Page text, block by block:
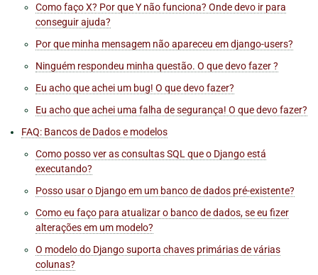
Como faço X? Por que Y não funciona? Onde devo ir para
conseguir ajuda?
Por que minha mensagem não apareceu emdjango-users?
Ninguém respondeu minha questão. O que devo fazer ?
Eu acho que achei um bug! O que devo fazer?
Eu acho que achei uma falha de segurança! O que devo fazer?
FAQ: Bancos de Dados e modelos
Como posso ver as consultas SQL que o Django está
executando?
Posso usar o Django em um banco de dados pré-existente?
Como eu faço para atualizar o banco de dados, se eu fizer
alterações em um modelo?
O modelo do Django suporta chaves primárias de várias
colunas?